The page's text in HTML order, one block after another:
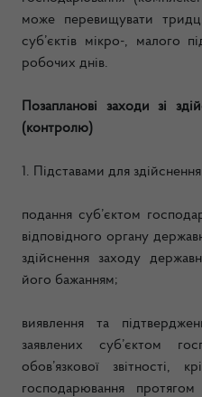
може перевищувати
суб’єктів мікро-, малого
робочих днів.
Позапланові заходи зі
(контролю)
1. Підставами для
подання суб’єктом
відповідного органу
здійснення заходу
його бажанням;
виявлення та
заявлених суб’єктом
обов’язкової звітності,
господарювання